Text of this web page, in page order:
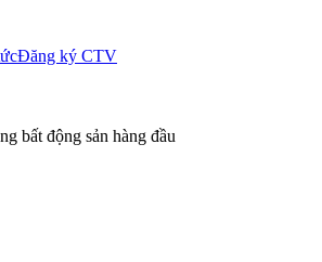
Đăng ký CTV
bất động sản hàng đầu